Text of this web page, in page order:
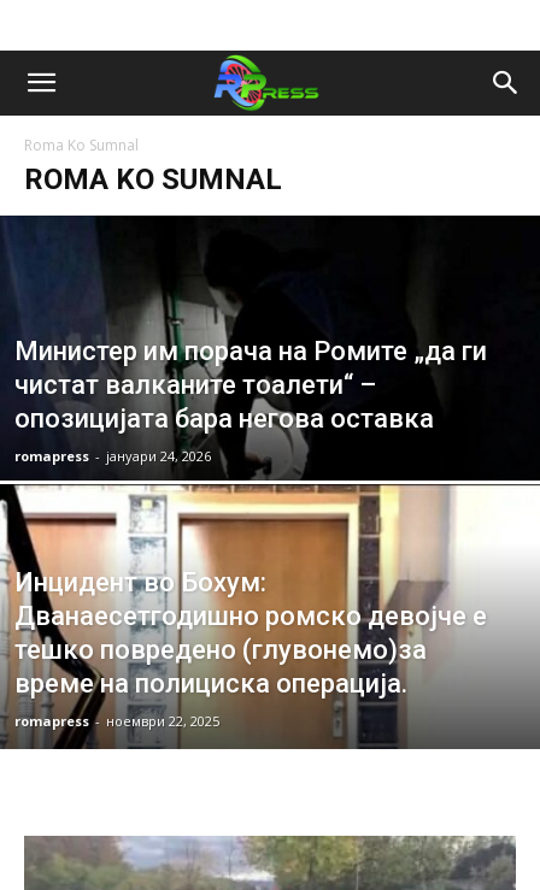
Roma Ko Sumnal
ROMA KO SUMNAL
Министер им порача на Ромите „да ги
чистат валканите тоалети“ –
опозицијата бара негова оставка
romapress - јануари 24, 2026
Инцидент во Бохум:
Дванаесетгодишно ромско девојче е
тешко повредено (глувонемо)за
време на полициска операција.
romapress - ноември 22, 2025